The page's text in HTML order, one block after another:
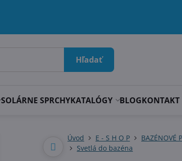
Hľadať
SOLÁRNE SPRCHYKATALÓGY BLOGKONTAKT
Úvod E - S H O P
BAZÉNOVÉ
Svetlá do bazéna